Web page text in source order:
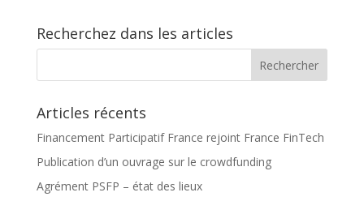
Recherchez dans les articles
Articles récents
Financement Participatif France rejoint France FinTech
Publication d’un ouvrage sur le crowdfunding
Agrément PSFP – état des lieux